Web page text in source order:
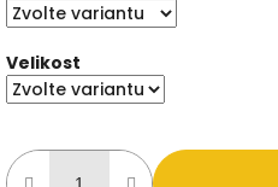
Velikost